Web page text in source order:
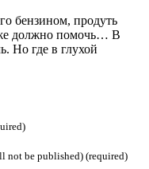
бензином, продуть
должно помочь… В
Но где в глухой
not be published) (required)